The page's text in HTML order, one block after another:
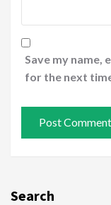
Save my name,
for the next
Search